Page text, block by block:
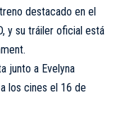
destacado en el
y su tráiler oficial está
junto a Evelyna
los cines el 16 de